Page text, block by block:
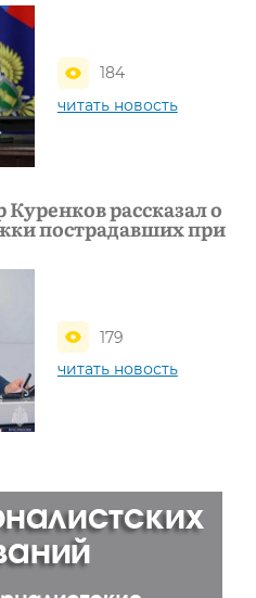
184
читать новость
рассказал о
пострадавших при
179
читать новость